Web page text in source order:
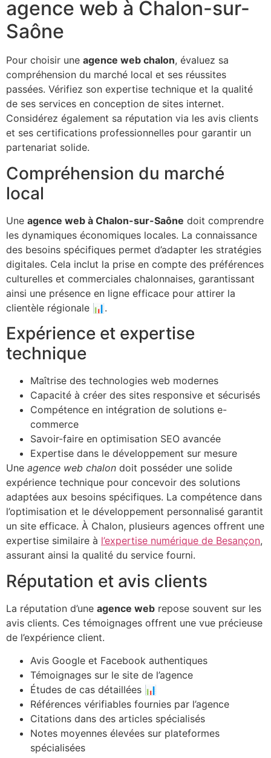
agence web à Chalon-sur-
Saône
Pour choisir une agence web chalon, évaluez sa
compréhension du marché local et ses réussites
passées. Vérifiez son expertise technique et la qualité
de ses services en conception de sites internet.
Considérez également sa réputation via les avis clients
et ses certifications professionnelles pour garantir un
partenariat solide.
Compréhension du marché
local
Une agence web à Chalon-sur-Saône doit comprendre
les dynamiques économiques locales. La connaissance
des besoins spécifiques permet d’adapter les stratégies
digitales. Cela inclut la prise en compte des préférences
culturelles et commerciales chalonnaises, garantissant
ainsi une présence en ligne efficace pour attirer la
clientèle régionale 📊.
Expérience et expertise
technique
Maîtrise des technologies web modernes
Capacité à créer des sites responsive et sécurisés
Compétence en intégration de solutions e-
commerce
Savoir-faire en optimisation SEO avancée
Expertise dans le développement sur mesure
Une agence web chalon doit posséder une solide
expérience technique pour concevoir des solutions
adaptées aux besoins spécifiques. La compétence dans
l’optimisation et le développement personnalisé garantit
un site efficace. À Chalon, plusieurs agences offrent une
expertise similaire à l’expertise numérique de Besançon,
assurant ainsi la qualité du service fourni.
Réputation et avis clients
La réputation d’une agence web repose souvent sur les
avis clients. Ces témoignages offrent une vue précieuse
de l’expérience client.
Avis Google et Facebook authentiques
Témoignages sur le site de l’agence
Études de cas détaillées 📊
Références vérifiables fournies par l’agence
Citations dans des articles spécialisés
Notes moyennes élevées sur plateformes
spécialisées